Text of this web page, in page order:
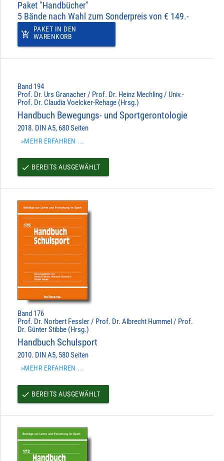
Paket "Handbücher"
5 Bände nach Wahl zum Sonderpreis von € 149.-
add_shopping_cart
PAKET IN DEN
WARENKORB
Band 194
Prof. Dr. Urs Granacher / Prof. Dr. Heinz Mechling / Univ.-
Prof. Dr. Claudia Voelcker-Rehage (Hrsg.)
Handbuch Bewegungs- und Sportgerontologie
2018. DIN A5, 680 Seiten
»MEHR ERFAHREN ...
done BEREITS AUSGEWÄHLT
Band 176
Prof. Dr. Norbert Fessler / Prof. Dr. Albrecht Hummel / Prof.
Dr. Günter Stibbe (Hrsg.)
Handbuch Schulsport
2010. DIN A5, 580 Seiten
»MEHR ERFAHREN ...
done BEREITS AUSGEWÄHLT